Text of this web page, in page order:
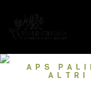
APS